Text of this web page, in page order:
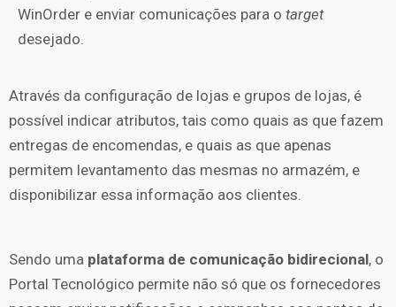
WinOrder e enviar comunicações para o target
desejado.
Através da configuração de lojas e grupos de lojas, é
possível indicar atributos, tais como quais as que fazem
entregas de encomendas, e quais as que apenas
permitem levantamento das mesmas no armazém, e
disponibilizar essa informação aos clientes.
Sendo uma plataforma de comunicação bidirecional, o
Portal Tecnológico permite não só que os fornecedores